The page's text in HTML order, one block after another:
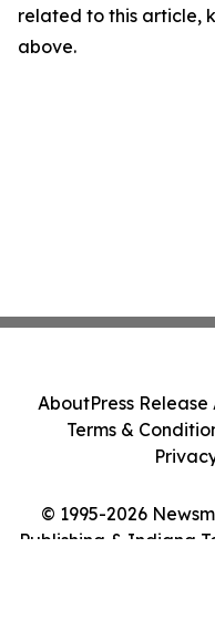
related to this article,
above.
© 1995-2026
Publishing & Indiana
AboutPress Release
Terms &